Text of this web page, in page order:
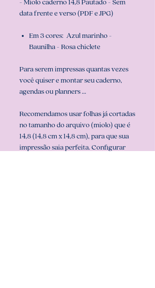
- Miolo caderno 14,8 Pautado - Sem
data frente e verso (PDF e JPG)
Em 3 cores: Azul marinho -
Baunilha - Rosa chiclete
Para serem impressas quantas vezes
você quiser e montar seu caderno,
agendas ou planners ...
Recomendamos usar folhas já cortadas
no tamanho do arquivo (miolo) que é
14,8 (14,8 cm x 14,8 cm), para que sua
impressão saia perfeita. Configurar